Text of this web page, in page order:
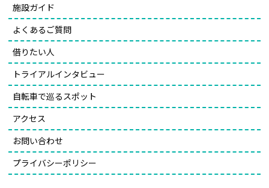
施設ガイド
よくあるご質問
借りたい人
トライアルインタビュー
自転車で巡るスポット
アクセス
お問い合わせ
プライバシーポリシー